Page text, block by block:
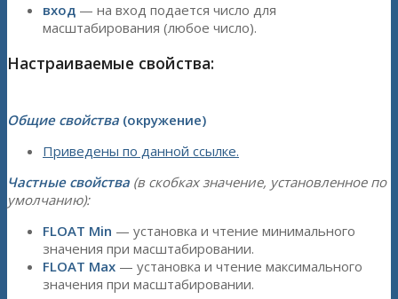
вход — на вход подается число для
масштабирования (любое число).
Настраиваемые свойства:
Общие свойства (окружение)
Приведены по данной ссылке.
Частные свойства (в скобках значение, установленное по
умолчанию):
FLOAT Min — установка и чтение минимального
значения при масштабировании.
FLOAT Max — установка и чтение максимального
значения при масштабировании.